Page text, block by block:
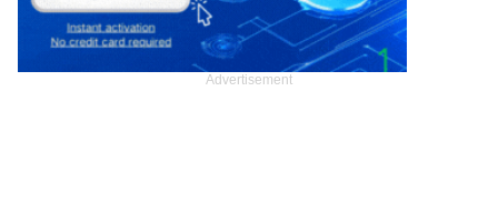
Advertisement